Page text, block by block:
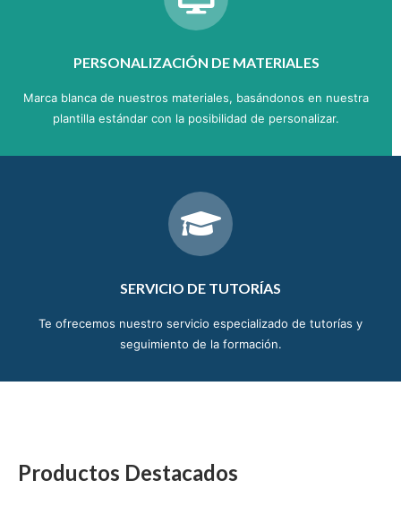
PERSONALIZACIÓN DE MATERIALES
Marca blanca de nuestros materiales, basándonos en nuestra
plantilla estándar con la posibilidad de personalizar.
SERVICIO DE TUTORÍAS
Te ofrecemos nuestro servicio especializado de tutorías y
seguimiento de la formación.
Productos Destacados